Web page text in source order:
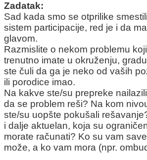
Zadatak:
Sad kada smo se otprilike
sistem participacije, red je i da
glavom.
Razmislite o nekom problemu
trenutno imate u okruženju,
ste čuli da ga je neko od vaših
ili porodice imao.
Na kakve ste/su prepreke
da se problem reši? Na kom
ste/su uopšte pokušali
i dalje aktuelan, koja su
morate računati? Ko su vam
može, a ko vam mora (npr.